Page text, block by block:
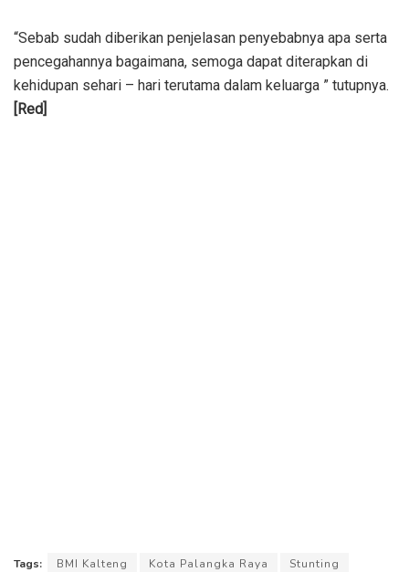
“Sebab sudah diberikan penjelasan penyebabnya apa serta
pencegahannya bagaimana, semoga dapat diterapkan di
kehidupan sehari – hari terutama dalam keluarga ” tutupnya.
[Red]
Tags: BMI Kalteng Kota Palangka Raya Stunting